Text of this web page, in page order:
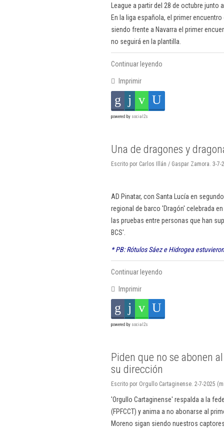
League a partir del 28 de octubre
En la liga española, el primer
siendo frente a Navarra el primer
no seguirá en la plantilla.
Continuar leyendo
Imprimir
powered by social2s
Una de dragones y
Escrito por Carlos Illán / Gaspar Zamora. 3-7-
AD Pinatar, con Santa Lucía en
regional de barco 'Dragón' celebrada
las pruebas entre personas que han
BCS'.
* PB: Rótulos Sáez e Hidrogea
Continuar leyendo
Imprimir
powered by social2s
Piden que no se abonen
su dirección
Escrito por Orgullo Cartaginense. 2-7-2025
'Orgullo Cartaginense' respalda a la
(FPFCCT) y anima a no abonarse al
Moreno sigan siendo nuestros